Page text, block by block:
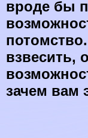
вроде бы
взвесить,
зачем вам